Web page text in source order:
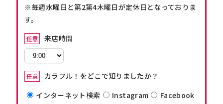
※毎週水曜日と第2第4木曜日が定休日となっておりま
す。
任意 来店時間
任意
カラフル！をどこで知りましたか？
インターネット検索
Instagram Facebook